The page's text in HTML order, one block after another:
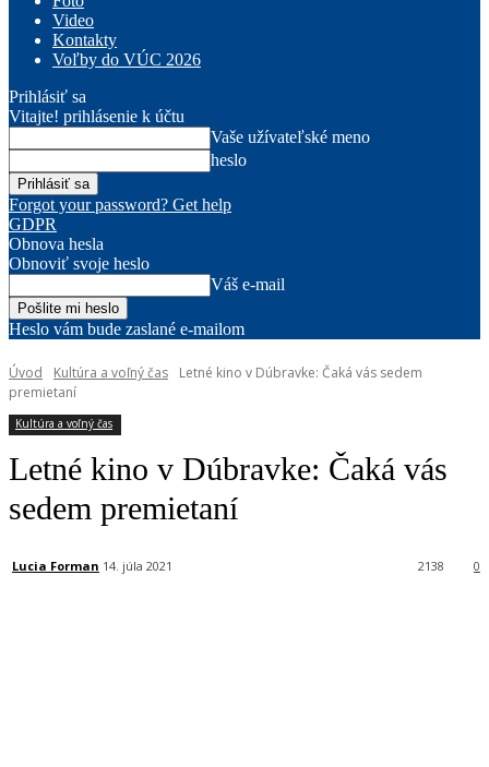
Video
Kontakty
Voľby do VÚC 2026
Prihlásiť sa
Vitajte! prihlásenie k účtu
Vaše užívateľské meno
heslo
Forgot your password? Get help
GDPR
Obnova hesla
Obnoviť svoje heslo
Váš e-mail
Heslo vám bude zaslané e-mailom
Úvod Kultúra a voľný čas
Letné kino v Dúbravke: Čaká vás sedem
premietaní
Kultúra a voľný čas
Letné kino v Dúbravke: Čaká vás
sedem premietaní
Lucia Forman 14. júla 2021 0
2138